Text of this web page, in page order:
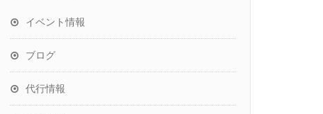
イベント情報
ブログ
代行情報